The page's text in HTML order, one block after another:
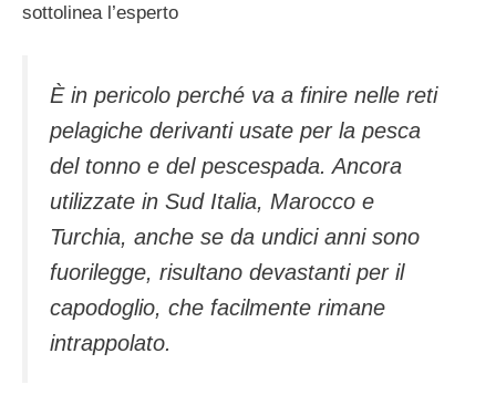
sottolinea l’esperto
È in pericolo perché va a finire nelle reti
pelagiche derivanti usate per la pesca
del tonno e del pescespada. Ancora
utilizzate in Sud Italia, Marocco e
Turchia, anche se da undici anni sono
fuorilegge, risultano devastanti per il
capodoglio, che facilmente rimane
intrappolato.